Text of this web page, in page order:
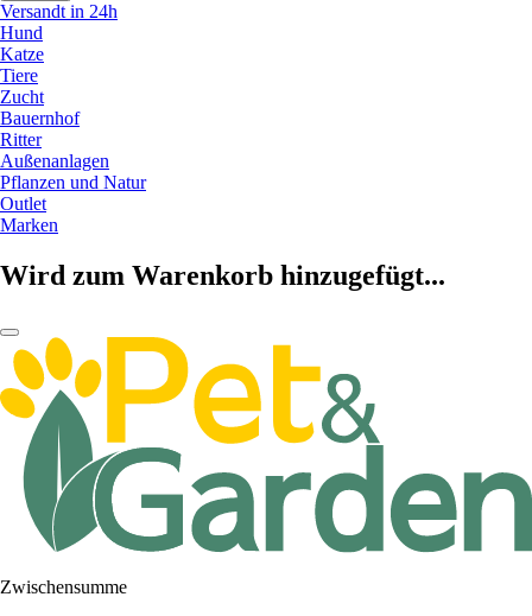
Versandt in 24h
Hund
Katze
Tiere
Zucht
Bauernhof
Ritter
Außenanlagen
Pflanzen und Natur
Outlet
Marken
Wird zum Warenkorb hinzugefügt...
Zwischensumme